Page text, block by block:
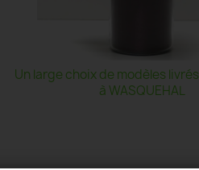
Un large choix de modèles
à WASQUEHAL